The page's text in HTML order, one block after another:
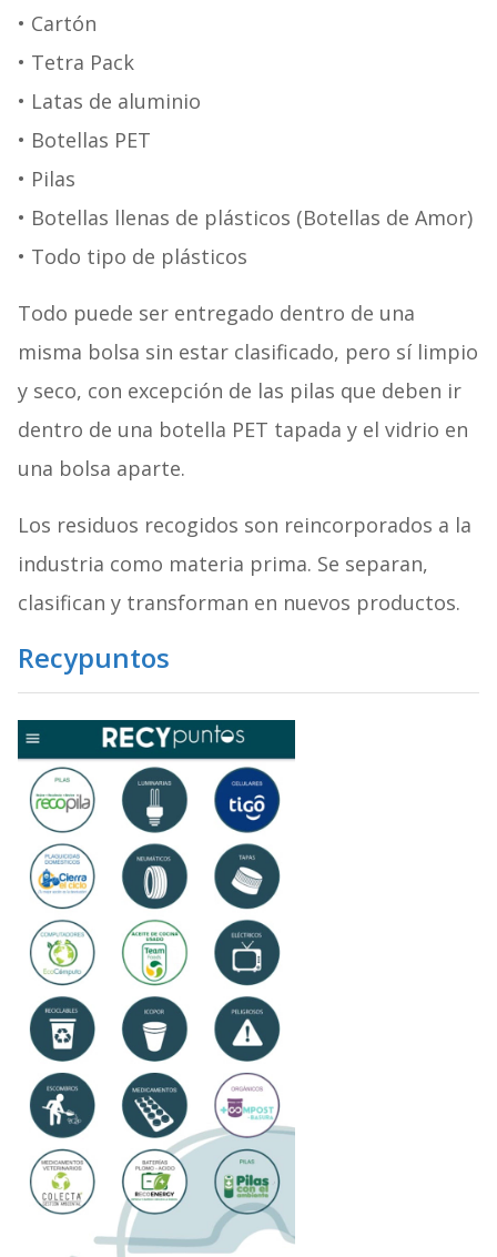
• Cartón
• Tetra Pack
• Latas de aluminio
• Botellas PET
• Pilas
• Botellas llenas de plásticos (Botellas de Amor)
• Todo tipo de plásticos
Todo puede ser entregado dentro de una
misma bolsa sin estar clasificado, pero sí limpio
y seco, con excepción de las pilas que deben ir
dentro de una botella PET tapada y el vidrio en
una bolsa aparte.
Los residuos recogidos son reincorporados a la
industria como materia prima. Se separan,
clasifican y transforman en nuevos productos.
Recypuntos